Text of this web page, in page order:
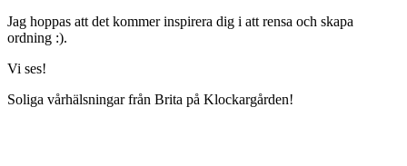
Jag hoppas att det kommer inspirera dig i att rensa och skapa
ordning :).
Vi ses!
Soliga vårhälsningar från Brita på Klockargården!